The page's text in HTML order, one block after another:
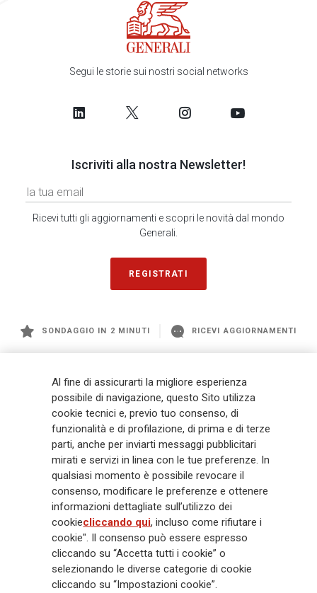
Segui le storie sui nostri social networks
Iscriviti alla nostra Newsletter!
Ricevi tutti gli aggiornamenti e scopri le novità dal mondo
Generali.
REGISTRATI
SONDAGGIO IN 2 MINUTI RICEVI AGGIORNAMENTI
management a livello globale, con premi complessivi pari a € 98,1
miliardi e € 900 miliardi di AUM nel 2025. Fondato nel 1831, con oltre 88
mila dipendenti e 163 mila agenti che servono 75 milioni di clienti, il
Gruppo ha una posizione di leadership in Europa e una presenza
crescente in Asia e America. Al centro della strategia di Generali c'è il suo
impegno Lifetime Partner verso i clienti, realizzato attraverso soluzioni
innovative e personalizzate, un'esperienza cliente di prima classe e le sue
capacità di distribuzione globale digitalizzata. Il Gruppo ha
completamente integrato la sostenibilità in tutte le scelte strategiche, con
l'obiettivo di creare valore per tutti gli stakeholder mentre costruisce una
società più equa e resiliente.
Legal Info Cookie Policy Privacy & GDPR
Al fine di assicurarti la migliore esperienza
possibile di navigazione, questo Sito utilizza
cookie tecnici e, previo tuo consenso, di
funzionalità e di profilazione, di prima e di terze
parti, anche per inviarti messaggi pubblicitari
mirati e servizi in linea con le tue preferenze. In
qualsiasi momento è possibile revocare il
consenso, modificare le preferenze e ottenere
informazioni dettagliate sull’utilizzo dei
cookiecliccando qui, incluso come rifiutare i
cookie". Il consenso può essere espresso
cliccando su “Accetta tutti i cookie” o
selezionando le diverse categorie di cookie
cliccando su “Impostazioni cookie”.